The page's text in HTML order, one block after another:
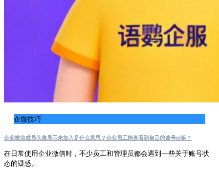
企微技巧
企业微信成员头像显示未加入是什么意思？企业员工能查看到自己的账号id嘛？
在日常使用企业微信时，不少员工和管理员都会遇到一些关于账号状
态的疑惑。